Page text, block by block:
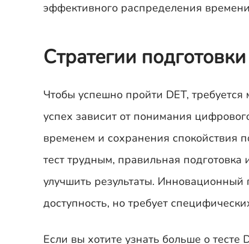
эффективного распределения
Стратегии
Чтобы успешно пройти DET,
успех зависит от понимания
временем и сохранения спокойствия
тест трудным, правильная
улучшить результаты. Инновационный
доступность, но требует
Если вы хотите узнать больше о